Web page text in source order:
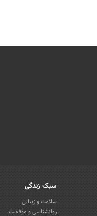
سبک زندگی
سلامت و زیبایی
روانشناسی و موفقیت